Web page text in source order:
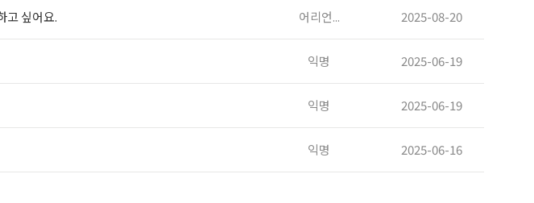
고 싶어요. 어리언... 2025-08-20
익명 2025-06-19
익명 2025-06-19
익명 2025-06-16